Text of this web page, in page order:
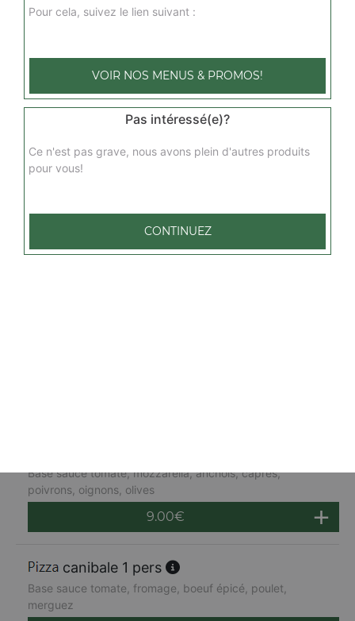
mexicaine 1 pers
9.00€
végétarienne 1 pers
Base sauce tomate, mozzarella, champignons, artichaut,
pommes de terre, oignons
marina 1 pers
Base sauce tomate, mozzarella, fruits de mer, persillade
Base sauce tomate, mozzarella, anchois, câpres,
poivrons, oignons, olives
9.00€
canibale 1 pers
Base sauce tomate, fromage, boeuf épicé, poulet,
merguez
Pour cela, suivez le lien suivant :
VOIR NOS MENUS & PROMOS!
Pas intéressé(e)?
Ce n'est pas grave, nous avons plein d'autres produits
pour vous!
CONTINUEZ